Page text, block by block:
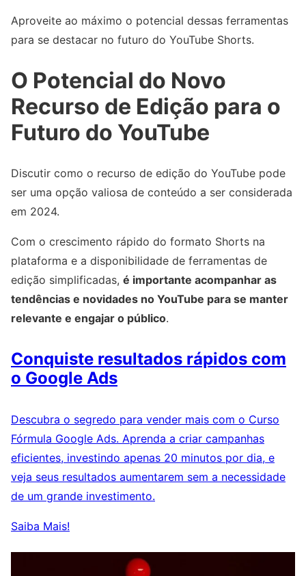
Aproveite ao máximo o potencial dessas ferramentas
para se destacar no futuro do YouTube Shorts.
O Potencial do Novo
Recurso de Edição para o
Futuro do YouTube
Discutir como o recurso de edição do YouTube pode
ser uma opção valiosa de conteúdo a ser considerada
em 2024.
Com o crescimento rápido do formato Shorts na
plataforma e a disponibilidade de ferramentas de
edição simplificadas, é importante acompanhar as
tendências e novidades no YouTube para se manter
relevante e engajar o público.
Conquiste resultados rápidos com
o Google Ads
Descubra o segredo para vender mais com o Curso
Fórmula Google Ads. Aprenda a criar campanhas
eficientes, investindo apenas 20 minutos por dia, e
veja seus resultados aumentarem sem a necessidade
de um grande investimento.
Saiba Mais!